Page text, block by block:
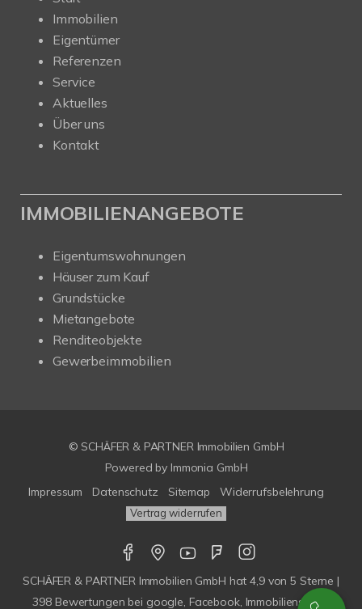
Immobilien
Eigentümer
Referenzen
Service
Aktuelles
Über uns
Kontakt
IMMOBILIENANGEBOTE
Eigentumswohnungen
Häuser zum Kauf
Grundstücke
Mietangebote
Renditeobjekte
Gewerbeimmobilien
© SCHÄFER & PARTNER Immobilien GmbH
Powered by Immonia GmbH
Impressum
Datenschutz Sitemap Widerrufsbelehrung
Vertrag widerrufen
SCHÄFER & PARTNER Immobilien GmbH hat4,9von5 Sterne |
398 Bewertungen bei google, Facebook, Immobilienscout,